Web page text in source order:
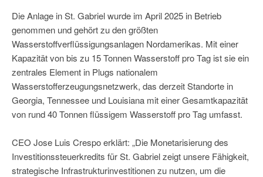
Die Anlage in St. Gabriel wurde im April 2025 in Betrieb
genommen und gehört zu den größten
Wasserstoffverflüssigungsanlagen Nordamerikas. Mit einer
Kapazität von bis zu 15 Tonnen Wasserstoff pro Tag ist sie ein
zentrales Element in Plugs nationalem
Wasserstofferzeugungsnetzwerk, das derzeit Standorte in
Georgia, Tennessee und Louisiana mit einer Gesamtkapazität
von rund 40 Tonnen flüssigem Wasserstoff pro Tag umfasst.
CEO Jose Luis Crespo erklärt: „Die Monetarisierung des
Investitionssteuerkredits für St. Gabriel zeigt unsere Fähigkeit,
strategische Infrastrukturinvestitionen zu nutzen, um die